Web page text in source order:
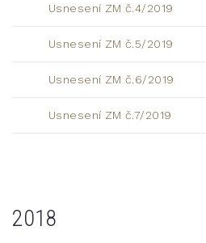
Usnesení ZM č.4/2019
Usnesení ZM č.5/2019
Usnesení ZM č.6/2019
Usnesení ZM č.7/2019
2018